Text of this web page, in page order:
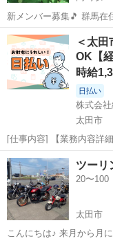
新メンバー募集🎵 群馬在
朝晩の挨拶、日常の何気
ープンチャットで楽しみ
えや拠り所となれる様...
群馬 高崎市 高崎
＜太
OK【
時給
日払い
株式会
太田市
[仕事内容] 【業務内容詳
業、 商品の検品やピッキ
込み)、 空容器の仕分け
ヶ月程度はピッキング作...
群馬 太田市 工場
ツーリ
20〜100
太田市
こんにちは♪ 来月から月